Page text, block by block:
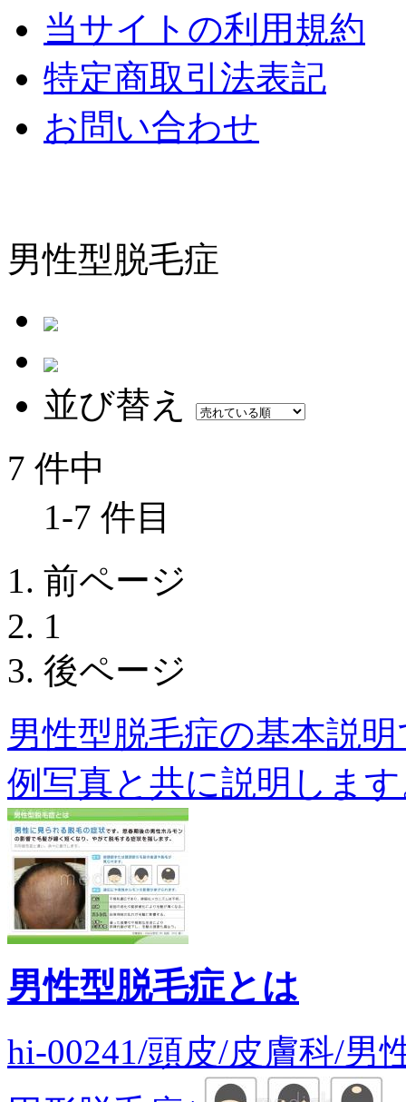
当サイトの利用規約
特定商取引法表記
お問い合わせ
男性型脱毛症
並び替え
7 件中
1-7 件目
前ページ
1
後ページ
男性型脱毛症の基本説
例写真と共に説明しま
男性型脱毛症とは
hi-00241/頭皮/皮膚科/男